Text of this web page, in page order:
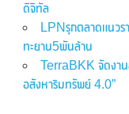
ดิจิทัล
LPNรุกตลาดแนว
ทะยาน5พันล้าน
TerraBKK จัดงา
อสังหาริมทรัพย์ 4.0”